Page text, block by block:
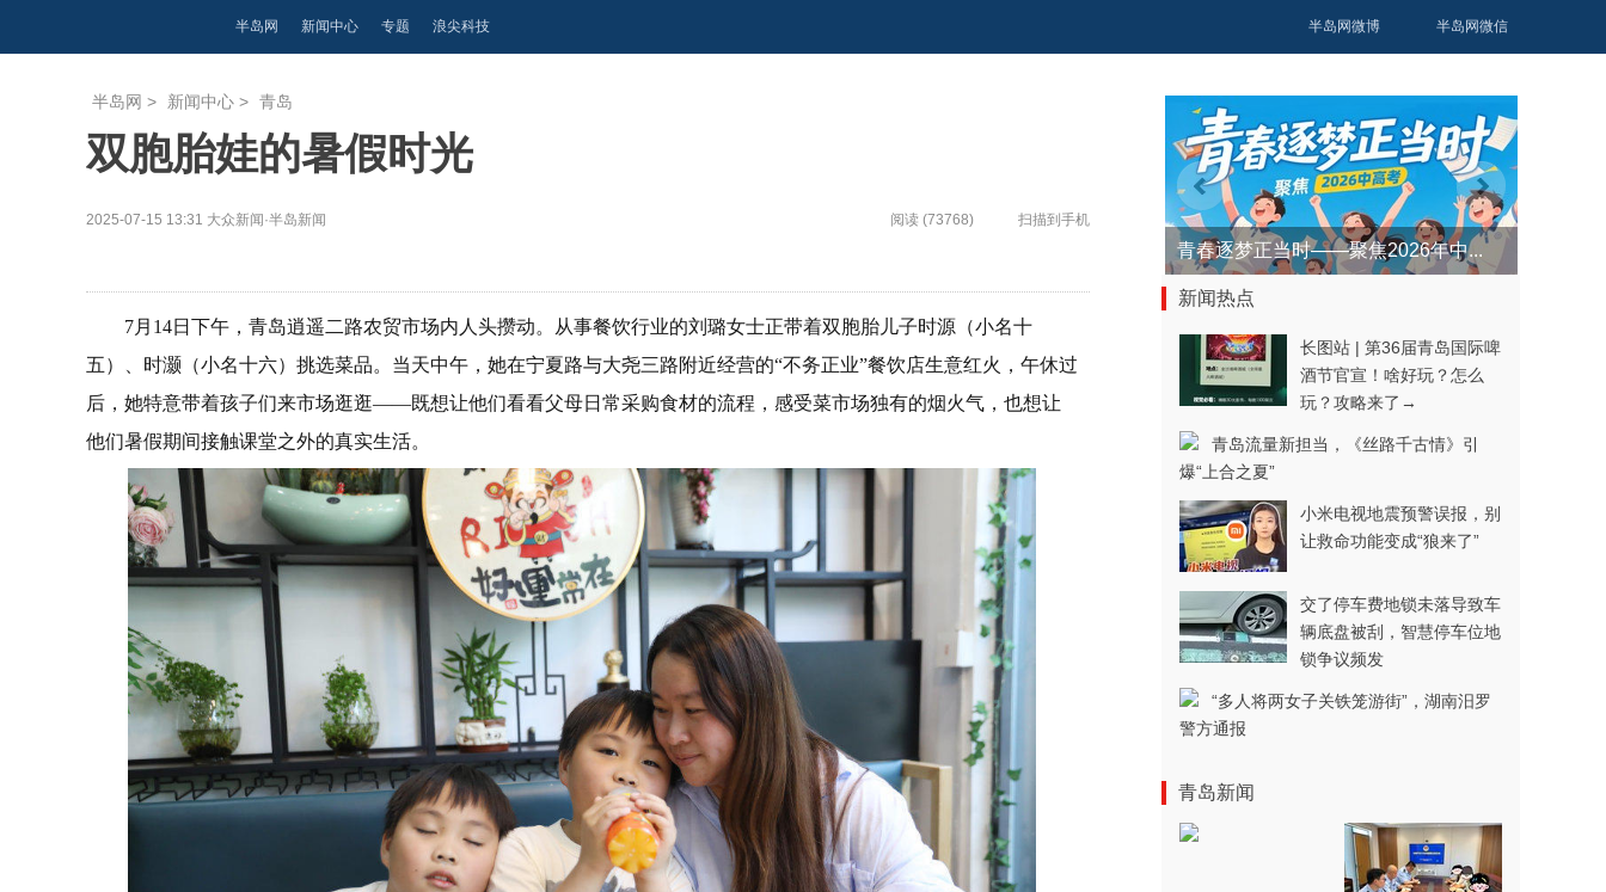
半岛网 新闻中心 专题 浪尖科技 半岛网微博 半岛网微信
半岛网 > 新闻中心 > 青岛
双胞胎娃的暑假时光
2025-07-15 13:31 大众新闻·半岛新闻 阅读 (73768) 扫描到手机
7月14日下午，青岛逍遥二路农贸市场内人头攒动。从事餐饮行业的刘璐女士正带着双胞胎儿子时源（小名十
五）、时灏（小名十六）挑选菜品。当天中午，她在宁夏路与大尧三路附近经营的“不务正业”餐饮店生意红火，午休过
后，她特意带着孩子们来市场逛逛——既想让他们看看父母日常采购食材的流程，感受菜市场独有的烟火气，也想让
他们暑假期间接触课堂之外的真实生活。
青岛科创大走廊·科创解码
新闻热点
长图站 | 第36届青岛国际啤
酒节官宣！啥好玩？怎么
玩？攻略来了→
青岛流量新担当，《丝路千古情》引
爆“上合之夏”
小米电视地震预警误报，别
让救命功能变成“狼来了”
交了停车费地锁未落导致车
辆底盘被刮，智慧停车位地
锁争议频发
“多人将两女子关铁笼游街”，湖南汨罗
警方通报
青岛新闻